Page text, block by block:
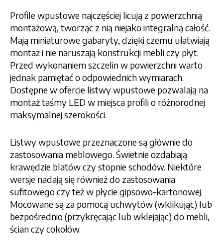
Profile wpustowe najczęściej licują z powierzchnią
montażową, tworząc z nią niejako integralną całość.
Mają miniaturowe gabaryty, dzięki czemu ułatwiają
montaż i nie naruszają konstrukcji mebli czy płyt.
Przed wykonaniem szczelin w powierzchni warto
jednak pamiętać o odpowiednich wymiarach.
Dostępne w ofercie listwy wpustowe pozwalają na
montaż taśmy LED w miejsca profili o różnorodnej
maksymalnej szerokości.
Listwy wpustowe przeznaczone są głównie do
zastosowania meblowego. Świetnie ozdabiają
krawędzie blatów czy stopnie schodów. Niektóre
wersje nadają się również do zastosowania
sufitowego czy też w płycie gipsowo-kartonowej.
Mocowane są za pomocą uchwytów (wklikując) lub
bezpośrednio (przykręcając lub wklejając) do mebli,
ścian czy cokołów.